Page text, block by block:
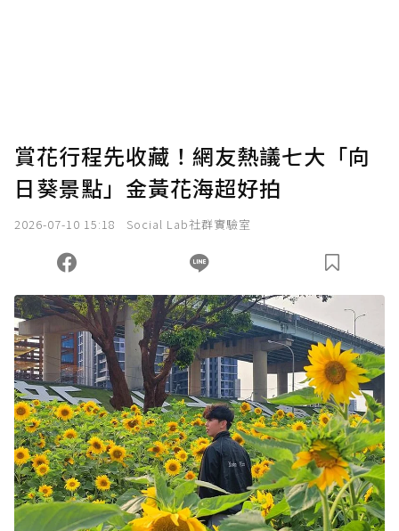
賞花行程先收藏！網友熱議七大「向
日葵景點」金黃花海超好拍
2026-07-10 15:18 Social Lab社群實驗室